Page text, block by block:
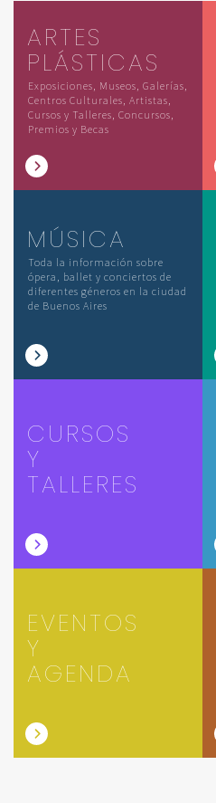
ARTES
PLÁSTICAS
Exposiciones, Museos, Galerías,
Centros Culturales, Artistas,
Cursos y Talleres, Concursos,
Premios y Becas
MÚSICA
Toda la información sobre
ópera, ballet y conciertos de
diferentes géneros en la ciudad
de Buenos Aires
CURSOS
Y
TALLERES
EVENTOS
Y
AGENDA